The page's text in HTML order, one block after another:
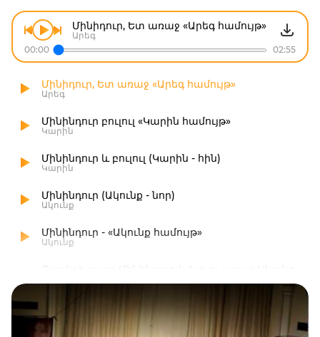
Մինիդուր, Ետ առաջ «Արեգ համույթ»
Արեգ
00:00
02:55
Մինիդուր, Ետ առաջ «Արեգ համույթ»
Արեգ
Մինինդուր բուլուլ «Կարին համույթ»
Կարին
Մինինդուր և բուլուլ (Կարին - հին)
Կարին
Մինինդուր (Ակունք - նոր)
Ակունք
Մինինդուր - «Ակունք համույթ»
Ակունք
Պարերի շարք Մինինդուր և ետ ու առաջ
Վերադարձ
Վերադարձ